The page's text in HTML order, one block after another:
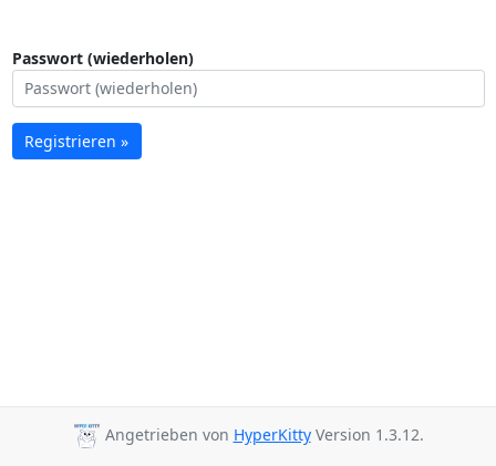
Passwort (wiederholen)
Registrieren »
Angetrieben von HyperKittyVersion 1.3.12.